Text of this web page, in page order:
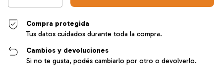
Compra protegida
Tus datos cuidados durante toda la compra.
Cambios y devoluciones
Si no te gusta, podés cambiarlo por otro o devolverlo.